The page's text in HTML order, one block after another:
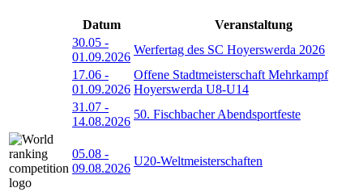
Datum
Veranstaltung
30.05 -
01.09.2026
Werfertag des SC Hoyerswerda 2026
17.06 -
01.09.2026
Offene Stadtmeisterschaft Mehrkampf
Hoyerswerda U8-U14
31.07 -
14.08.2026
50. Fischbacher Abendsportfeste
05.08 -
09.08.2026
U20-Weltmeisterschaften